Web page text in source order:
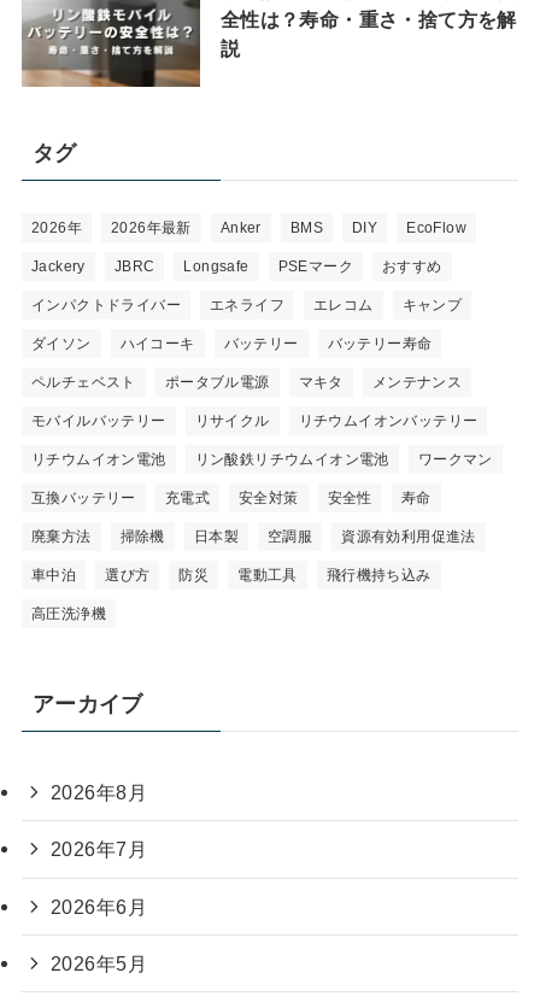
全性は？寿命・重さ・捨て方を解
説
タグ
2026年 2026年最新 Anker BMS DIY EcoFlow
Jackery JBRC Longsafe PSEマーク おすすめ
インパクトドライバー エネライフ エレコム キャンプ
ダイソン ハイコーキ バッテリー バッテリー寿命
ペルチェベスト ポータブル電源 マキタ メンテナンス
モバイルバッテリー リサイクル リチウムイオンバッテリー
リチウムイオン電池 リン酸鉄リチウムイオン電池 ワークマン
互換バッテリー 充電式 安全対策 安全性 寿命
廃棄方法 掃除機 日本製 空調服 資源有効利用促進法
車中泊 選び方 防災 電動工具 飛行機持ち込み
高圧洗浄機
アーカイブ
2026年8月
2026年7月
2026年6月
2026年5月